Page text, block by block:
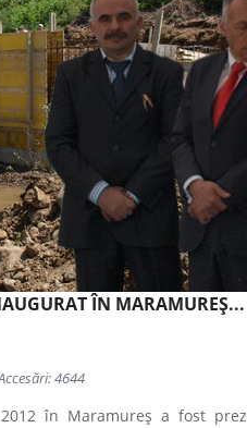
ÎN MARAMUREŞ...
4644
în Maramureş a fost